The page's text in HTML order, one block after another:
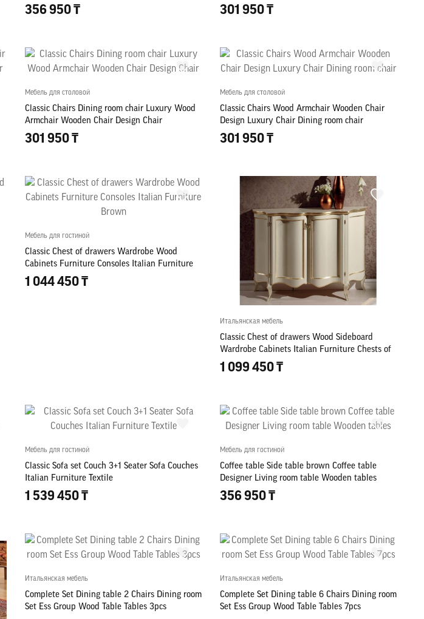
356 950 ₸ 301 950 ₸
Мебель для столовой
Classic Chairs Dining room chair Luxury Wood
Armchair Wooden Chair Design Chair
301 950 ₸
Мебель для столовой
Classic Chairs Wood Armchair Wooden Chair
Design Luxury Chair Dining room chair
301 950 ₸
Мебель для гостиной
Classic Chest of drawers Wardrobe Wood
Cabinets Furniture Consoles Italian Furniture
Brown
1 044 450 ₸
Итальянская мебель
Classic Chest of drawers Wood Sideboard
Wardrobe Cabinets Italian Furniture Chests of
drawers
1 099 450 ₸
Мебель для гостиной
Classic Sofa set Couch 3+1 Seater Sofa Couches
Italian Furniture Textile
1 539 450 ₸
Мебель для гостиной
Coffee table Side table brown Coffee table
Designer Living room table Wooden tables
356 950 ₸
Итальянская мебель
Complete Set Dining table 2 Chairs Dining room
Set Ess Group Wood Table Tables 3pcs
Итальянская мебель
Complete Set Dining table 6 Chairs Dining room
Set Ess Group Wood Table Tables 7pcs